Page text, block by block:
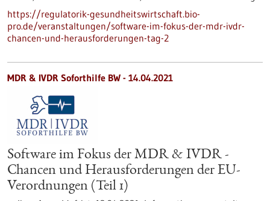
https://regulatorik-gesundheitswirtschaft.bio-
pro.de/veranstaltungen/software-im-fokus-der-mdr-ivdr-
chancen-und-herausforderungen-tag-2
MDR & IVDR Soforthilfe BW - 14.04.2021
Software im Fokus der MDR & IVDR -
Chancen und Herausforderungen der EU-
Verordnungen (Teil 1)